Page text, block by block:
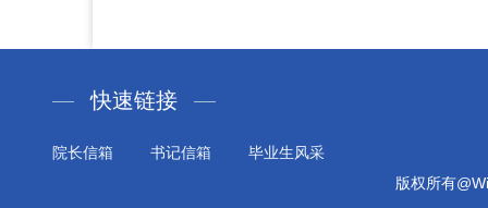
快速链接
院长信箱 书记信箱
毕业生风采
版权所有